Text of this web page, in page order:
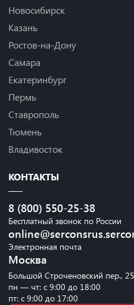
Новосибирск
Казань
Ростов-на-Дону
Самара
Екатеринбург
Пермь
Ставрополь
Тюмень
Владивосток
КОНТАКТЫ
8 (800) 550-25-38
Бесплатный звонок по России
Электронная почта
Москва
Большой Строченовский пер.,
пн — чт: с 9:00 до 18:00
пт: с 9:00 до 17:00